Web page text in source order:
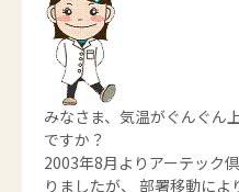
みなさま、気温がぐんぐん
ですか？
2003年8月よりアーテック
りましたが、 部署移動に